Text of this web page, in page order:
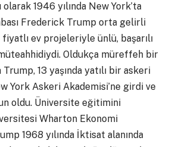
1946 yılında New York’ta
Frederick Trump orta gelirli
ev projeleriyle ünlü, başarılı
Oldukça müreffeh bir
13 yaşında yatılı bir askeri
York Askeri Akademisi’ne girdi ve
oldu. Üniversite eğitimini
Wharton Ekonomi
1968 yılında İktisat alanında